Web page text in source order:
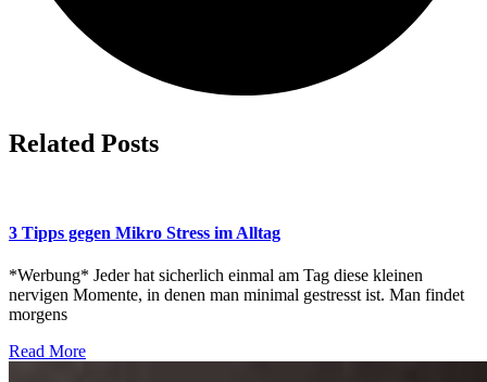
Related Posts
3 Tipps gegen Mikro Stress im Alltag
*Werbung* Jeder hat sicherlich einmal am Tag diese kleinen
nervigen Momente, in denen man minimal gestresst ist. Man findet
morgens
Read More